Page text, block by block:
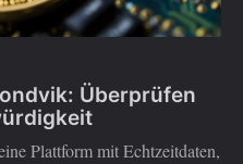
Überprüfen
Plattform mit Echtzeitdaten,